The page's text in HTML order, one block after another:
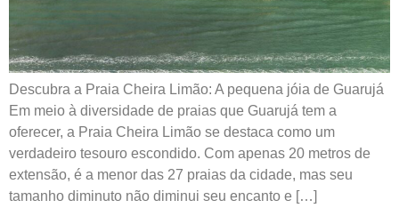
Descubra a Praia Cheira Limão: A pequena jóia de Guarujá
Em meio à diversidade de praias que Guarujá tem a
oferecer, a Praia Cheira Limão se destaca como um
verdadeiro tesouro escondido. Com apenas 20 metros de
extensão, é a menor das 27 praias da cidade, mas seu
tamanho diminuto não diminui seu encanto e […]